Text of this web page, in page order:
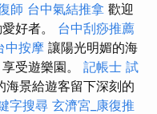
師 台中氣結推拿 歡迎
好者。 台中刮痧推薦
中按摩 讓陽光明媚的海
受遊樂園。 記帳士 試
海景給遊客留下深刻的
字搜尋 玄濟宮_康復推